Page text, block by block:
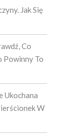
Jak Się
Co
Powinny To
Ukochana
W